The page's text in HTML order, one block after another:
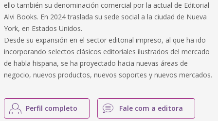
ello también su denominación comercial por la actual de Editorial
Alvi Books. En 2024 traslada su sede social a la ciudad de Nueva
York, en Estados Unidos.
Desde su expansión en el sector editorial impreso, al que ha ido
incorporando selectos clásicos editoriales ilustrados del mercado
de habla hispana, se ha proyectado hacia nuevas áreas de
negocio, nuevos productos, nuevos soportes y nuevos mercados.
Perfil completo Fale com a editora